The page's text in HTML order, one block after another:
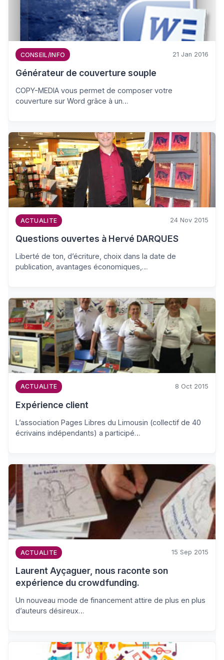
CONSEIL/INFO 21 Jan 2016
Générateur de couverture souple
COPY-MEDIA vous permet de composer votre
couverture sur Word grâce à un…
ACTUALITE 24 Nov 2015
Questions ouvertes à Hervé DARQUES
Liberté de ton, d’écriture, choix dans la date de
publication, avantages économiques,…
ACTUALITE 8 Oct 2015
Expérience client
L’association Pages Libres du Limousin (collectif de 40
écrivains indépendants) a participé…
ACTUALITE 15 Sep 2015
Laurent Ayçaguer, nous raconte son
expérience du crowdfunding.
Un nouveau mode de financement attire de plus en plus
d’auteurs désireux…